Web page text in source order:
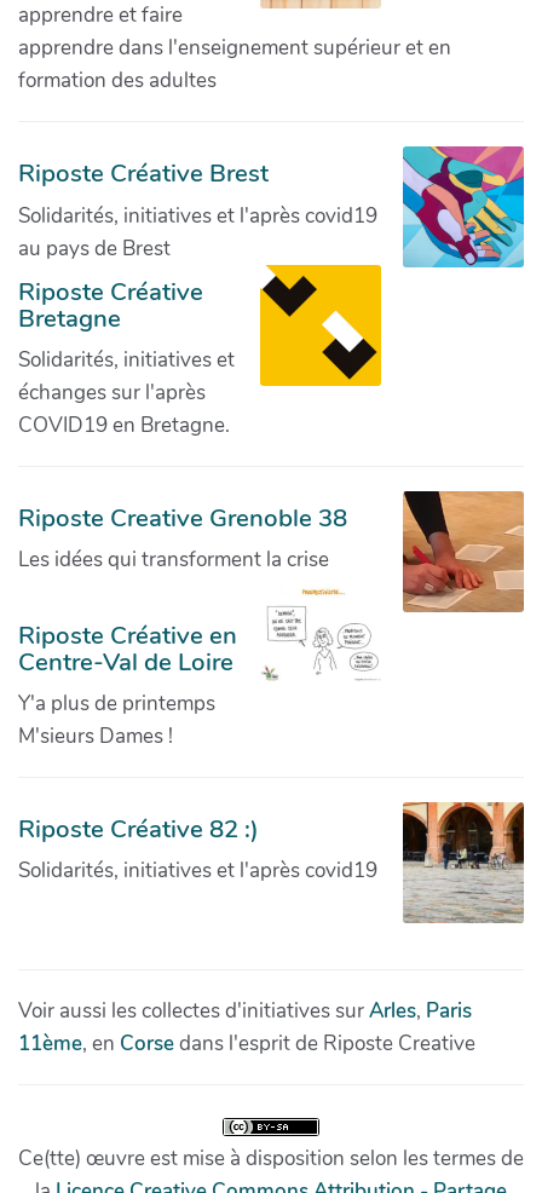
apprendre et faire
apprendre dans l'enseignement supérieur et en
formation des adultes
Riposte Créative Brest
Solidarités, initiatives et l'après covid19
au pays de Brest
Riposte Créative
Bretagne
Solidarités, initiatives et
échanges sur l'après
COVID19 en Bretagne.
Riposte Creative Grenoble 38
Les idées qui transforment la crise
Riposte Créative en
Centre-Val de Loire
Y'a plus de printemps
M'sieurs Dames !
Riposte Créative 82 :)
Solidarités, initiatives et l'après covid19
Voir aussi les collectes d'initiatives surArles, Paris
11ème, en Corsedans l'esprit de Riposte Creative
Ce(tte) œuvre est mise à disposition selon les termes de